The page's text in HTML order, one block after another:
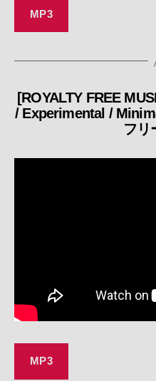
MP3
[ROYALTY FREE
/ Experimental /
フリ
MP3